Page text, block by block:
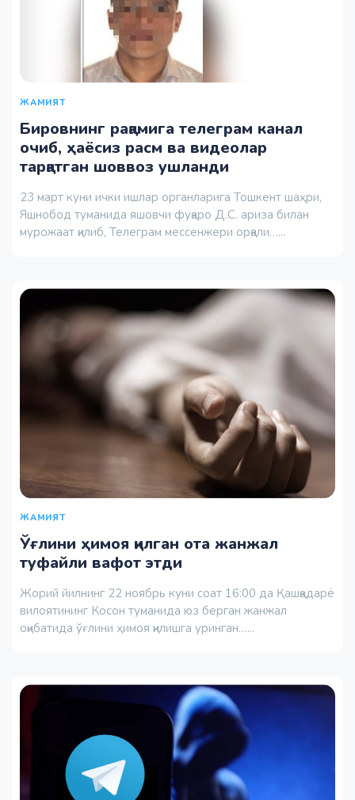
ЖАМИЯТ
Бировнинг рақамига телеграм канал
очиб, ҳаёсиз расм ва видеолар
тарқатган шоввоз ушланди
23 март куни ички ишлар органларига Тошкент шаҳри,
Яшнобод туманида яшовчи фуқаро Д.С. ариза билан
мурожаат қилиб, Телеграм мессенжери орқали…...
ЖАМИЯТ
Ўғлини ҳимоя қилган ота жанжал
туфайли вафот этди
Жорий йилнинг 22 ноябрь куни соат 16:00 да Қашқадарё
вилоятининг Косон туманида юз берган жанжал
оқибатида ўғлини ҳимоя қилишга уринган…...